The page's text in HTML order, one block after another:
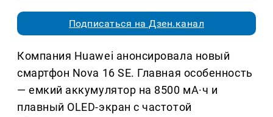
Подписаться на Дзен.канал
Компания Huawei анонсировала новый
смартфон Nova 16 SE. Главная особенность
— емкий аккумулятор на 8500 мА·ч и
плавный OLED-экран с частотой